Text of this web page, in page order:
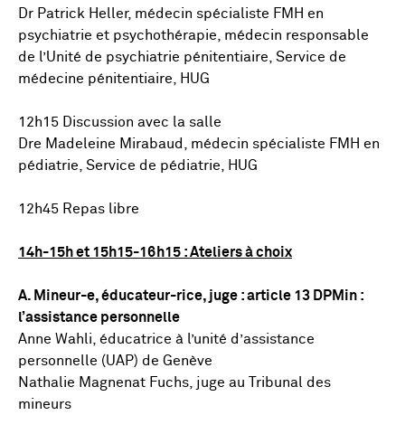
Dr Patrick Heller, médecin spécialiste FMH en
psychiatrie et psychothérapie, médecin responsable
de l’Unité de psychiatrie pénitentiaire, Service de
médecine pénitentiaire, HUG
12h15 Discussion avec la salle
Dre Madeleine Mirabaud, médecin spécialiste FMH en
pédiatrie, Service de pédiatrie, HUG
12h45 Repas libre
14h-15h et 15h15-16h15 : Ateliers à choix
A. Mineur-e, éducateur-rice, juge : article 13 DPMin :
l’assistance personnelle
Anne Wahli, éducatrice à l’unité d’assistance
personnelle (UAP) de Genève
Nathalie Magnenat Fuchs, juge au Tribunal des
mineurs